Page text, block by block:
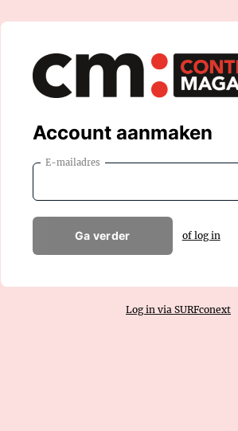
Account aanmaken
E-mailadres
Ga verder of log in
Log in via SURFconext